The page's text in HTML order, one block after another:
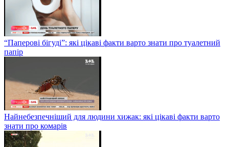
“Паперові бігуді”: які цікаві факти варто знати про туалетний
папір
Найнебезпечніший для людини хижак: які цікаві факти варто
знати про комарів